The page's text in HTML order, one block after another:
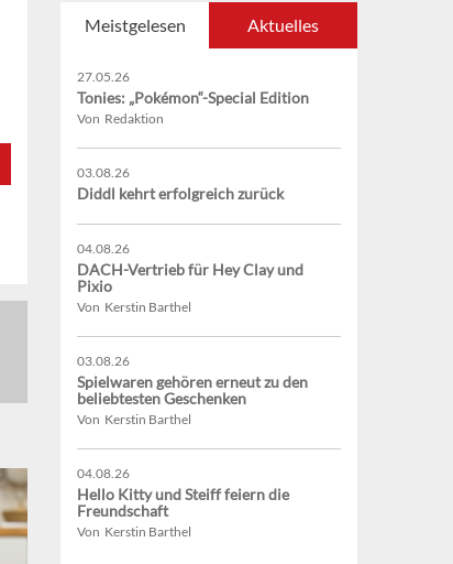
Meistgelesen Aktuelles
27.05.26
Tonies: „Pokémon“-Special Edition
Von Redaktion
03.08.26
Diddl kehrt erfolgreich zurück
04.08.26
DACH-Vertrieb für Hey Clay und
Pixio
Von Kerstin Barthel
03.08.26
Spielwaren gehören erneut zu den
beliebtesten Geschenken
Von Kerstin Barthel
04.08.26
Hello Kitty und Steiff feiern die
Freundschaft
Von Kerstin Barthel